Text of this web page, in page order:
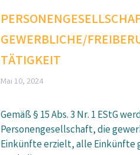
GEWERBLICHE/
TÄTIGKEIT
Mai 10, 2024
Gemäß § 15 Abs. 3 Nr. 1 EStG
Personengesellschaft, die
Einkünfte erzielt, alle Einkünfte